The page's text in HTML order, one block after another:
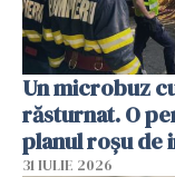
Un microbuz
răsturnat. O
planul roșu de
31 IULIE 2026